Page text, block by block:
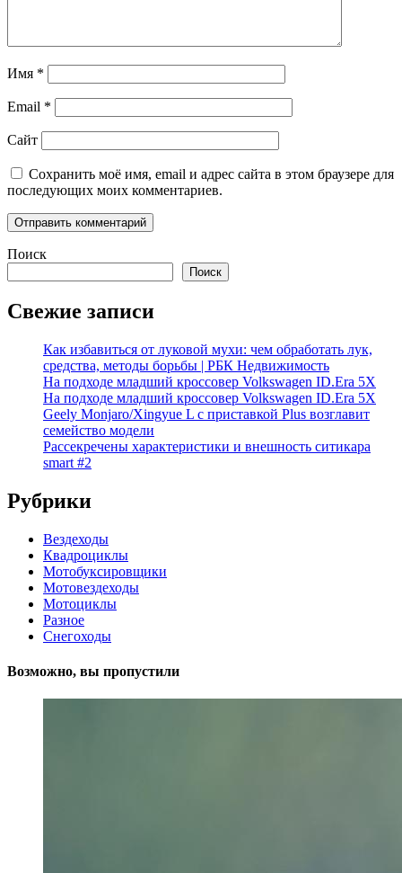
Имя *
Email *
Сайт
Сохранить моё имя, email и адрес сайта в этом браузере для
последующих моих комментариев.
Поиск
Поиск
Свежие записи
Как избавиться от луковой мухи: чем обработать лук,
средства, методы борьбы | РБК Недвижимость
На подходе младший кроссовер Volkswagen ID.Era 5X
На подходе младший кроссовер Volkswagen ID.Era 5X
Geely Monjaro/Xingyue L с приставкой Plus возглавит
семейство модели
Рассекречены характеристики и внешность ситикара
smart #2
Рубрики
Вездеходы
Квадроциклы
Мотобуксировщики
Мотовездеходы
Мотоциклы
Разное
Снегоходы
Возможно, вы пропустили